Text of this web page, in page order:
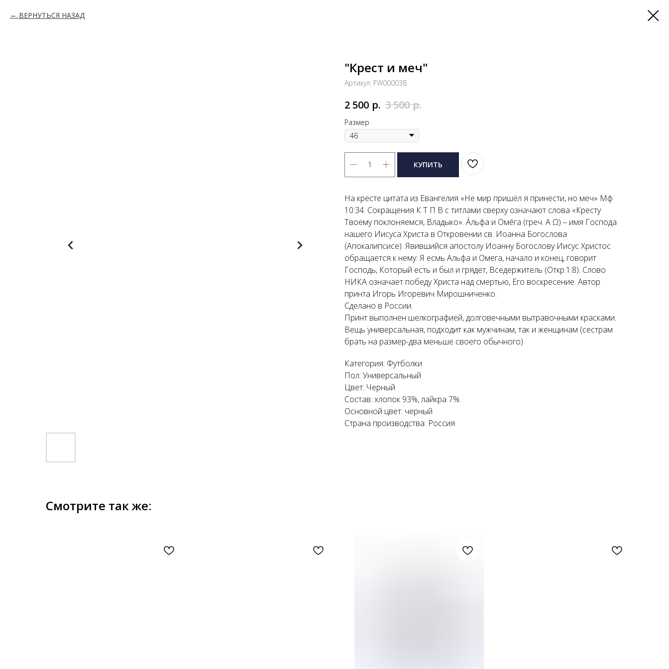
ВЕРНУТЬСЯ НАЗАД
"Крест и меч"
Артикул: FW000038
2 500 р. 3 500 р.
Размер
КУПИТЬ
На кресте цитата из Евангелия «Не мир пришёл я принести, но меч» Мф
10:34. Сокращения К Т П В с титлами сверху означают слова «Кресту
Твоему поклоняемся, Владыко». А́льфа и Оме́га (греч. Α Ω) – имя Господа
нашего Иисуса Христа в Откровении св. Иоанна Богослова
(Апокалипсисе). Явившийся апостолу Иоанну Богослову Иисус Христос
обращается к нему: Я есмь Альфа и Омега, начало и конец, говорит
Господь, Который есть и был и грядет, Вседержитель (Откр.1:8). Слово
НИКА означает победу Христа над смертью, Его воскресение. Автор
принта Игорь Игоревич Мирошниченко.
Сделано в России.
Принт выполнен шелкографией, долговечными вытравочными красками.
Вещь универсальная, подходит как мужчинам, так и женщинам (сестрам
брать на размер-два меньше своего обычного)
Категория: Футболки
Пол: Универсальный
Цвет: Черный
Состав: хлопок 93%, лайкра 7%.
Основной цвет: черный
Страна производства: Россия
Смотрите так же: